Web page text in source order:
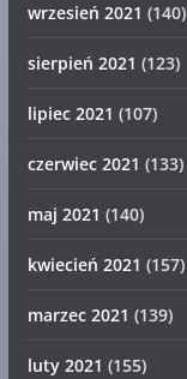
wrzesień 2021 (140)
sierpień 2021 (123)
lipiec 2021 (107)
czerwiec 2021 (133)
maj 2021 (140)
kwiecień 2021 (157)
marzec 2021 (139)
luty 2021 (155)